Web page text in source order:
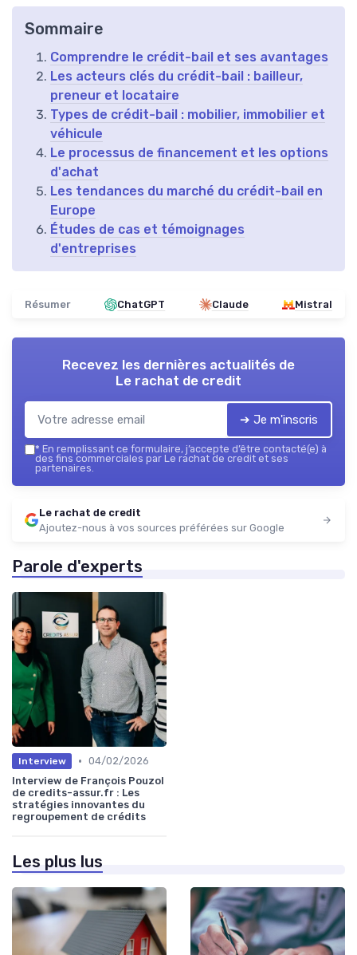
Sommaire
Comprendre le crédit-bail et ses avantages
Les acteurs clés du crédit-bail : bailleur,
preneur et locataire
Types de crédit-bail : mobilier, immobilier et
véhicule
Le processus de financement et les options
d'achat
Les tendances du marché du crédit-bail en
Europe
Études de cas et témoignages
d'entreprises
Résumer ChatGPT Claude Mistral
Recevez les dernières actualités de
Le rachat de credit
➔ Je m'inscris
* En remplissant ce formulaire, j’accepte d’être contacté(e) à
des fins commerciales par Le rachat de credit et ses
partenaires.
Le rachat de credit
Ajoutez-nous à vos sources préférées sur Google
Parole d'experts
Interview • 04/02/2026
Interview de François Pouzol
de credits-assur.fr : Les
stratégies innovantes du
regroupement de crédits
Les plus lus